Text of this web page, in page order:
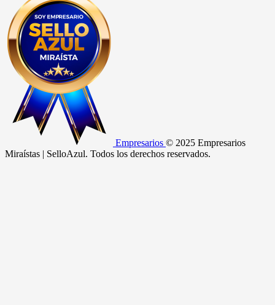
Empresarios © 2025 Empresarios
Miraístas | SelloAzul. Todos los derechos reservados.